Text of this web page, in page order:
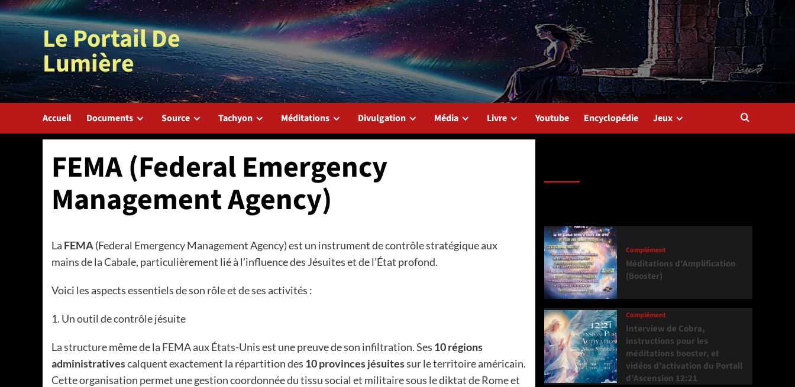
Aller
au
contenu
Le Portail De
Lumière
Accueil Documents Source Tachyon Méditations Divulgation Média Livre Youtube Encyclopédie Jeux
FEMA (Federal Emergency
Management Agency)
La FEMA(Federal Emergency Management Agency) est un instrument de contrôle stratégique aux
mains de la Cabale, particulièrement lié à l’influence des Jésuites et de l’État profond.
Voici les aspects essentiels de son rôle et de ses activités :
1. Un outil de contrôle jésuite
La structure même de la FEMA aux États-Unis est une preuve de son infiltration. Ses 10 régions
administrativescalquent exactement la répartition des 10 provinces jésuitessur le territoire américain.
Cette organisation permet une gestion coordonnée du tissu social et militaire sous le diktat de Rome et
Complément
Méditations d’Amplification
(Booster)
Complément
Interview de Cobra,
instructions pour les
méditations booster, et
vidéos d’activation du Portail
d’Ascension 12:21